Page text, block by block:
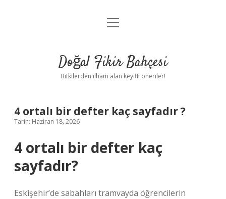
Anasayfa
Yasal Uyarı
menüyü
Doğal Fikir Bahçesi
Bitkilerden ilham alan keyifli öneriler!
4 ortalı bir defter kaç sayfadır ?
Tarih: Haziran 18, 2026
4 ortalı bir defter kaç
sayfadır?
Eskişehir’de sabahları tramvayda öğrencilerin